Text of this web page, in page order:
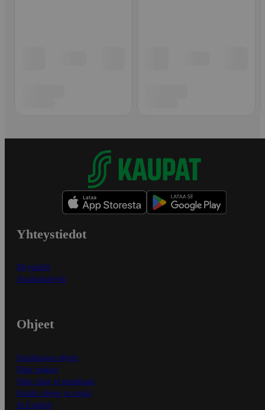
Yhteystiedot
Myymälät
Asiakaspalvelu
Ohjeet
Ensitilaajan ohjeet
Näin maksat
Näin tilaat ja muokkaat
Kaikki ohjeet ja vinkit
In English